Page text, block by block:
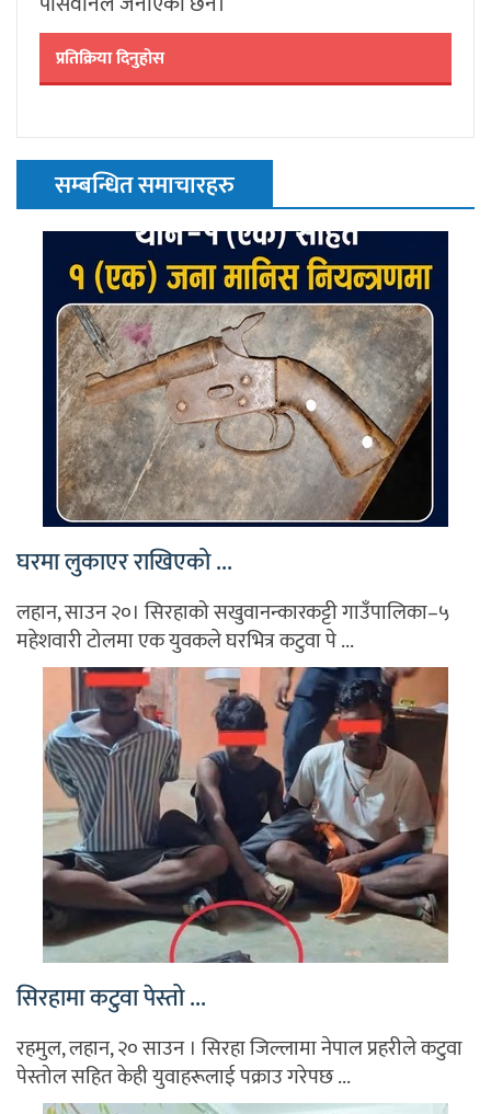
प्रतिक्रिया दिनुहोस
सम्बन्धित समाचारहरु
घरमा लुकाएर राखिएको ...
लहान, साउन २०। सिरहाको सखुवानन्कारकट्टी गाउँपालिका–५
महेशवारी टोलमा एक युवकले घरभित्र कटुवा पे ...
सिरहामा कटुवा पेस्तो ...
रहमुल, लहान, २० साउन । सिरहा जिल्लामा नेपाल प्रहरीले कटुवा
पेस्तोल सहित केही युवाहरूलाई पक्राउ गरेपछ ...